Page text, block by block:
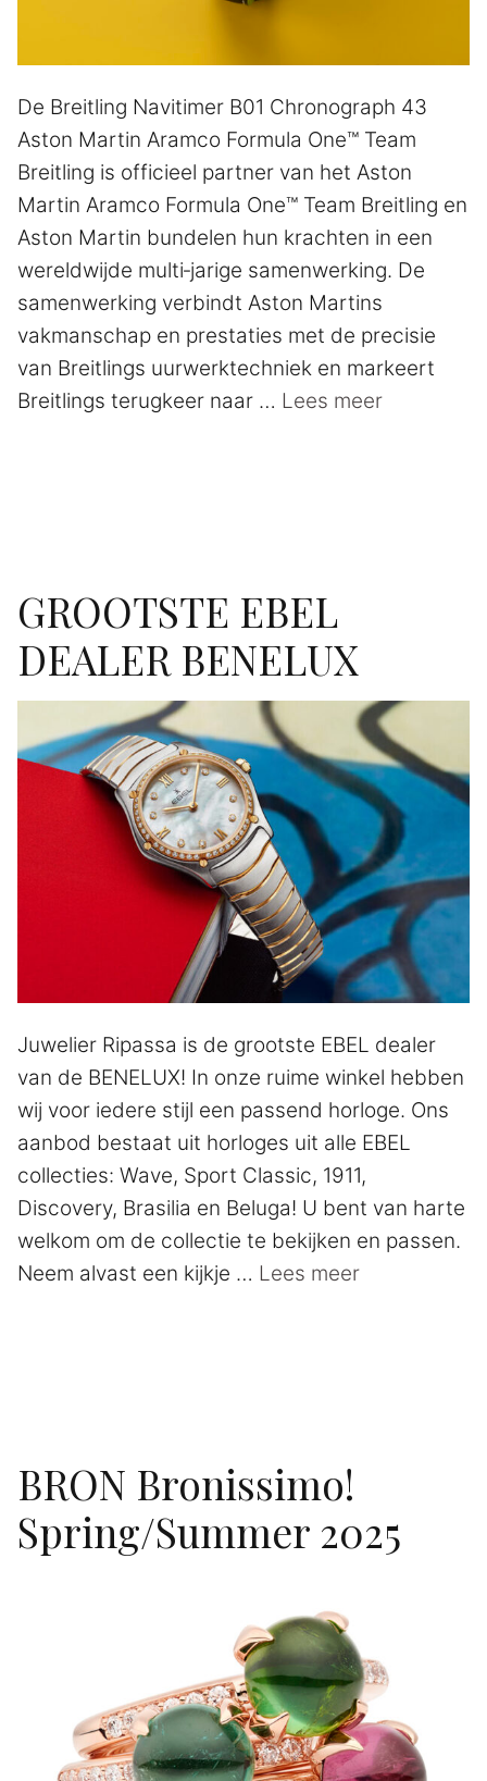
De Breitling Navitimer B01 Chronograph 43
Aston Martin Aramco Formula One™ Team
Breitling is officieel partner van het Aston
Martin Aramco Formula One™ Team Breitling en
Aston Martin bundelen hun krachten in een
wereldwijde multi‑jarige samenwerking. De
samenwerking verbindt Aston Martins
vakmanschap en prestaties met de precisie
van Breitlings uurwerktechniek en markeert
Breitlings terugkeer naar … Lees meer
GROOTSTE EBEL
DEALER BENELUX
Juwelier Ripassa is de grootste EBEL dealer
van de BENELUX! In onze ruime winkel hebben
wij voor iedere stijl een passend horloge. Ons
aanbod bestaat uit horloges uit alle EBEL
collecties: Wave, Sport Classic, 1911,
Discovery, Brasilia en Beluga! U bent van harte
welkom om de collectie te bekijken en passen.
Neem alvast een kijkje … Lees meer
BRON Bronissimo!
Spring/Summer 2025